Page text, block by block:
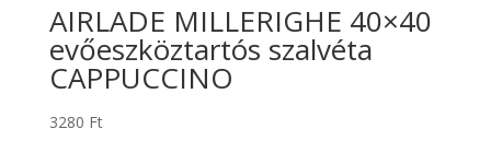
AIRLADE MILLERIGHE 40×40
evőeszköztartós szalvéta
CAPPUCCINO
3280 Ft